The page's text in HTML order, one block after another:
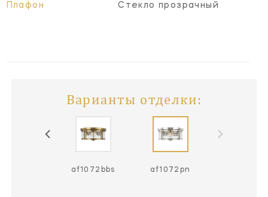
Плафон Стекло прозрачный
Варианты отделки:
af1072bbs af1072pn